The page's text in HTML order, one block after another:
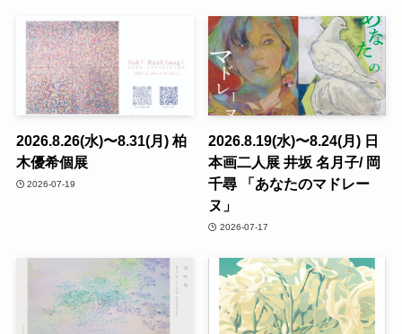
2026.8.26(水)〜8.31(月) 柏
木優希個展
2026-07-19
2026.8.19(水)〜8.24(月) 日
本画二人展 井坂 名月子/ 岡
千尋 「あなたのマドレー
ヌ」
2026-07-17